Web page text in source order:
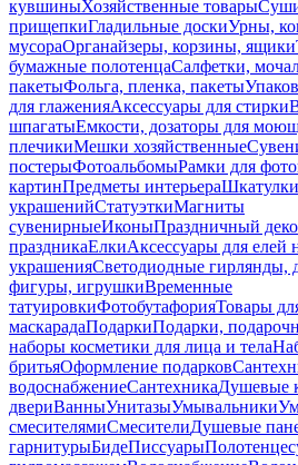
кувшиныХозяйственные товары
прищепкиГладильные доскиУрны,
мусораОрганайзеры, корзины, ящики
бумажные полотенцаСалфетки,
пакетыФольга, пленка, пакеты
для глаженияАксессуары для стирки
шпагатыЕмкости, дозаторы для
плечикиМешки хозяйственные
постерыФотоальбомыРамки для
картинПредметы интерьера
украшенийСтатуэткиМагниты
сувенирныеИконыПраздничный
праздникаЕлкиАксессуары для елей
украшенияСветодиодные гирлянды,
фигуры, игрушкиВременные
татуировкиФотобутафорияТовары
маскарадаПодаркиПодарки,
наборы косметики для лица и тела
бритьяОформление подарков
водоснабжениеСантехникаДушевые
двериВанныУнитазыУмывальники
смесителямиСмесителиДушевые
гарнитурыБидеПиссуары